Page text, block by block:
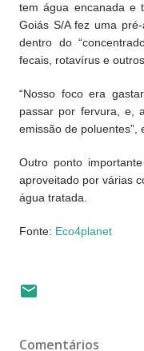
tem água encanada e
Goiás S/A fez uma
dentro do
fecais, rotavírus e
“Nosso foco era
passar por fervura, e,
emissão de poluentes”,
Outro ponto
aproveitado por várias
água tratada.
Fonte: Eco4planet
Comentários